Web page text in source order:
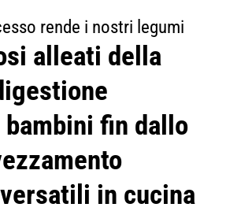
rende i nostri legumi
alleati della
fin dallo
in cucina